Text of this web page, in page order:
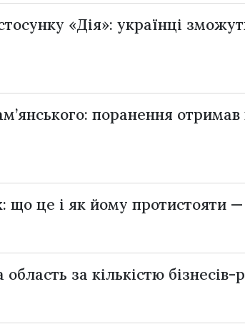
«Дія»: українці
поранення отримав
що це і як йому протистояти
за кількістю бізнесів-